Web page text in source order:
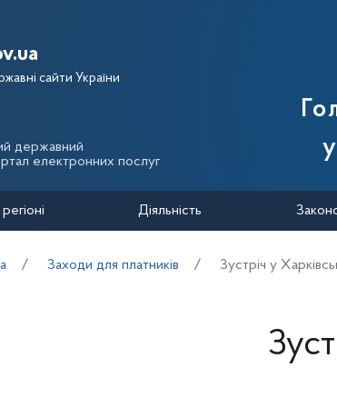
сторінка Державної
сайти України
державний
електронних послуг
Діяльність
Заходи для платників Зустріч у